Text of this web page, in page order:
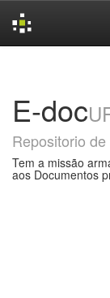
E-doc
Repositorio
Tem a missão
aos Documentos